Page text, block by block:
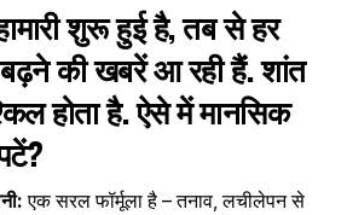
शुरू हुई है, तब से हर
की खबरें आ रही हैं. शांत
होता है. ऐसे में मानसिक
एक सरल फॉर्मूला है – तनाव, लचीलेपन से